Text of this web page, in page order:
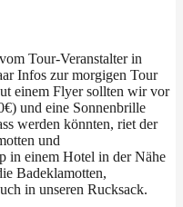
Tour-Veranstalter in
Infos zur morgigen Tour
einem Flyer sollten wir vor
und eine Sonnenbrille
werden könnten, riet der
und
in einem Hotel in der Nähe
Badeklamotten,
in unseren Rucksack.